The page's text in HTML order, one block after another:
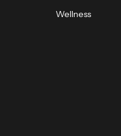
Wellness